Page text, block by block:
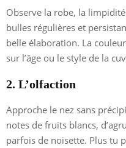
Observe la robe, la
bulles régulières et
belle élaboration. La
sur l’âge ou le style de la
2. L’olfaction
Approche le nez sans
notes de fruits blancs,
parfois de noisette. Plus tu